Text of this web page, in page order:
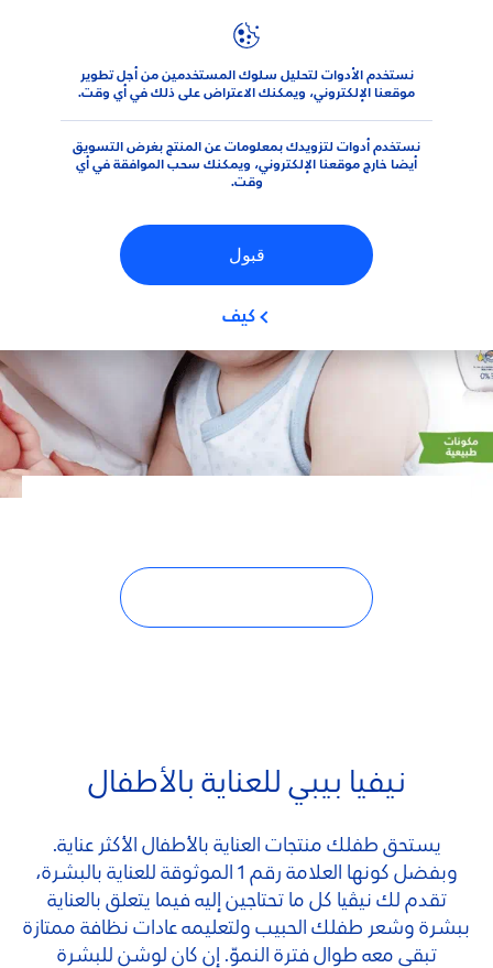
نستخدم الأدوات لتحليل سلوك المستخدمين من أجل تطوير
موقعنا الإلكتروني، ويمكنك الاعتراض على ذلك في أي وقت.
نستخدم أدوات لتزويدك بمعلومات عن المنتج بغرض التسويق
أيضا خارج موقعنا الإلكتروني، ويمكنك سحب الموافقة في أي
وقت.
قبول
كيف
الجديد من نيڤيا نيڤيا للأطفال
نيفيا بيبي للعناية بالأطفال
يستحق طفلك منتجات العناية بالأطفال الأكثر عناية.
وبفضل كونها العلامة رقم 1 الموثوقة للعناية بالبشرة،
تقدم لك نيڤيا كل ما تحتاجين إليه فيما يتعلق بالعناية
ببشرة وشعر طفلك الحبيب ولتعليمه عادات نظافة ممتازة
تبقى معه طوال فترة النموّ. إن كان لوشن للبشرة